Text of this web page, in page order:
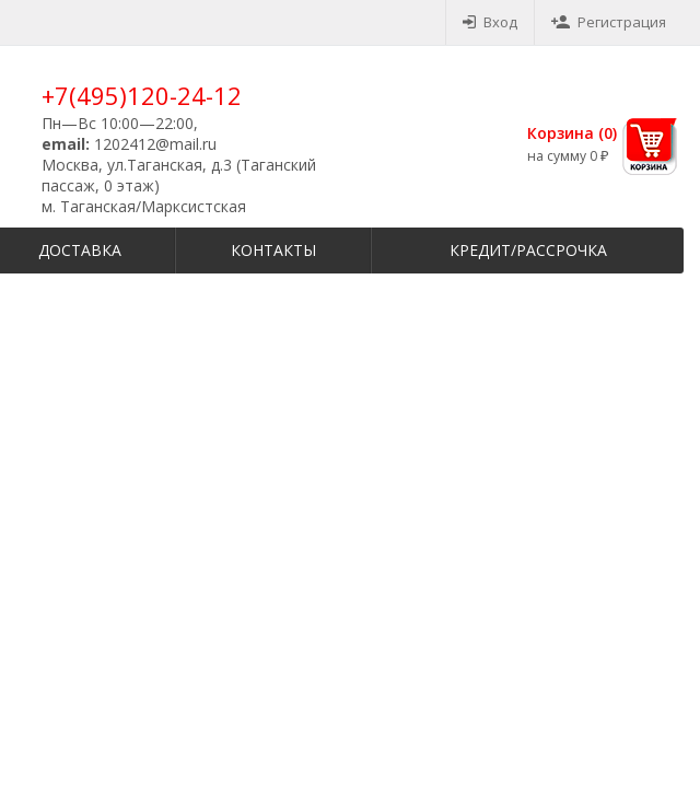
Вход Регистрация
+7(495)120-24-12
Пн—Вс 10:00—22:00,
email: 1202412@mail.ru
Москва, ул.Таганская, д.3 (Таганский
пассаж, 0 этаж)
м. Таганская/Марксистская
Корзина (0)
на сумму 0 ₽
ДОСТАВКА КОНТАКТЫ КРЕДИТ/РАССРОЧКА